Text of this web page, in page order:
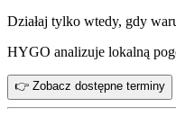
Działaj tylko wtedy, gdy
HYGO analizuje lokalną
👉 Zobacz dostępne terminy